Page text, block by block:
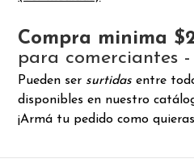
Compra minima
para comerciantes -
Pueden ser surtidasentre
disponibles en nuestro
¡Armá tu pedido como